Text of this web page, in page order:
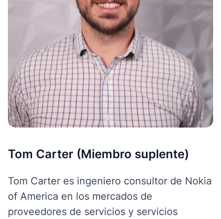
Tom Carter (Miembro suplente)
Tom Carter es ingeniero consultor de Nokia
of America en los mercados de
proveedores de servicios y servicios